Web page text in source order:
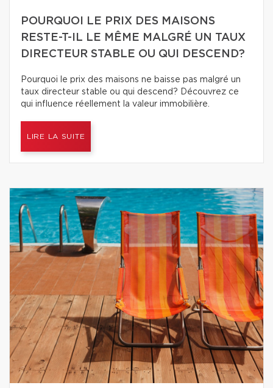
POURQUOI LE PRIX DES MAISONS
RESTE-T-IL LE MÊME MALGRÉ UN TAUX
DIRECTEUR STABLE OU QUI DESCEND?
Pourquoi le prix des maisons ne baisse pas malgré un
taux directeur stable ou qui descend? Découvrez ce
qui influence réellement la valeur immobilière.
LIRE LA SUITE